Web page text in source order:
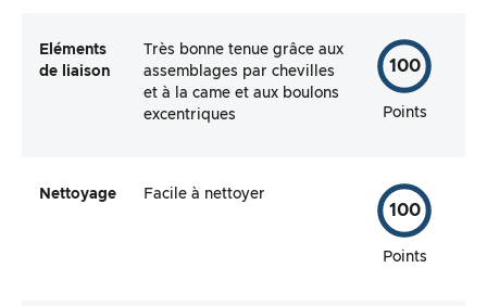
Eléments
de liaison
Très bonne tenue grâce aux
assemblages par chevilles
et à la came et aux boulons
excentriques
100
Points
Nettoyage Facile à nettoyer
100
Points